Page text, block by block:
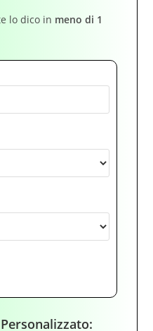
lo dico in meno di 1